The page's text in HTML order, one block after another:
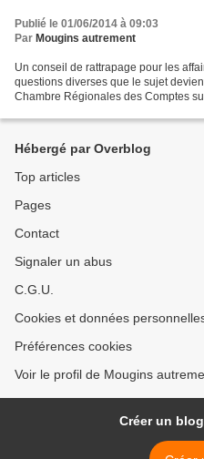
Publié le 01/06/2014 à 09:03
Par Mougins autrement
Un conseil de rattrapage pour les
questions diverses que le sujet
Chambre Régionales des Comptes
Hébergé par Overblog
Top articles
Pages
Contact
Signaler un abus
C.G.U.
Cookies et données
Préférences cookies
Voir le profil de Mougins
Créer un